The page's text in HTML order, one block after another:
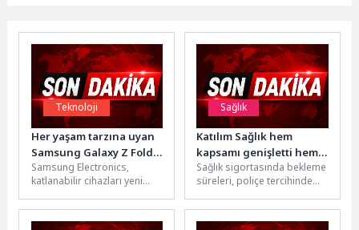
Teknoloji
Her yaşam tarzına uyan
Samsung Galaxy Z Fold8
Ultra, Fold8 ve Flip8 ile
tanışın
Samsung Electronics,
katlanabilir cihazları yeni
tasarlanan ve şimdiye kadar
sunulan en gelişmiş...
Sağlık
Katılım Sağlık hem
kapsamı genişletti hem
bekleme süresini azalttı
Sağlık sigortasında bekleme
süreleri, poliçe tercihinde
yer alıyor. Türkiye Sigorta
Birliği verileri...